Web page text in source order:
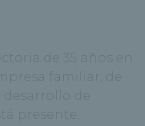
de 35 años en
familiar, de
de
presente,